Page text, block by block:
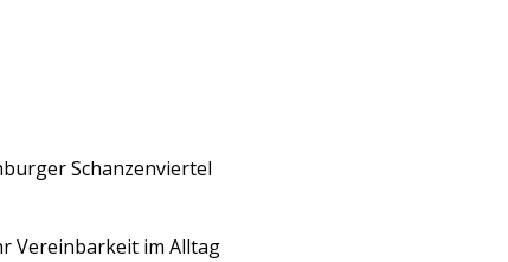
Schanzenviertel
Vereinbarkeit im Alltag